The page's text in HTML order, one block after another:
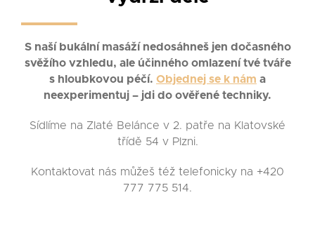
S naší bukální masáží nedosáhneš jen dočasného
svěžího vzhledu, ale účinného omlazení tvé tváře
s hloubkovou péčí. Objednej se k nám a
neexperimentuj – jdi do ověřené techniky.
Sídlíme na Zlaté Belánce v 2. patře na Klatovské
třídě 54 v Plzni.
Kontaktovat nás můžeš též telefonicky na +420
777 775 514.